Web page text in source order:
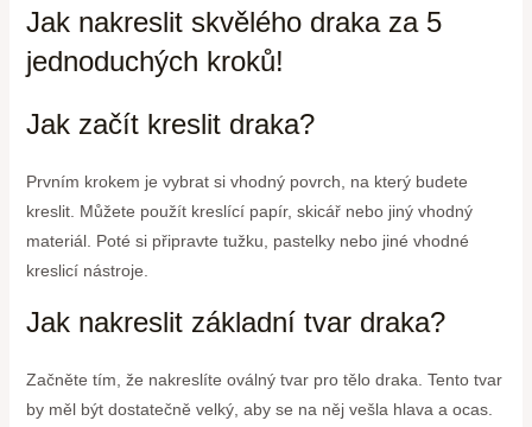
Jak nakreslit skvělého draka za 5
jednoduchých kroků!
Jak začít kreslit draka?
Prvním krokem je vybrat si vhodný povrch, na který budete
kreslit. Můžete použít kreslící papír, skicář nebo jiný vhodný
materiál. Poté si připravte tužku, pastelky nebo jiné vhodné
kreslicí nástroje.
Jak nakreslit základní tvar draka?
Začněte tím, že nakreslíte oválný tvar pro tělo draka. Tento tvar
by měl být dostatečně velký, aby se na něj vešla hlava a ocas.